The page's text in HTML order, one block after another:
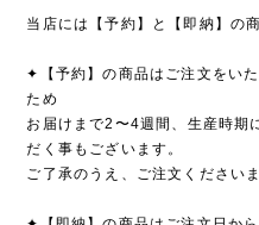
当店には【予約】と【即納】の
✦【予約】の商品はご注文をい
ため
お届けまで2〜4週間、生産時期
だく事もございます。
ご了承のうえ、ご注文くださいま